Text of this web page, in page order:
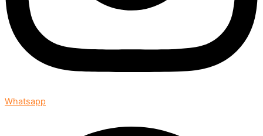
Whatsapp